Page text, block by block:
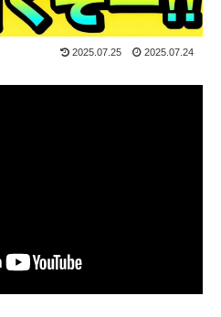
2025.07.25 2025.07.24